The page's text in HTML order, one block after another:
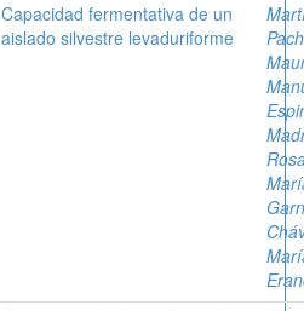
Capacidad fermentativa de un
aislado silvestre levaduriforme